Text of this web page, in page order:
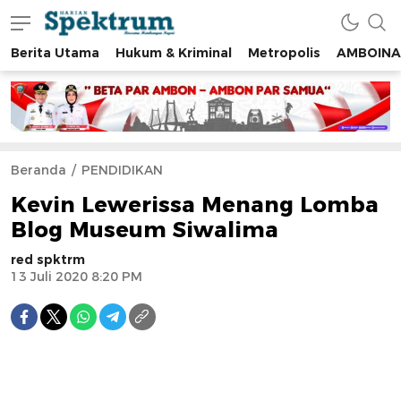
spektrumonline.com
Berita Utama Hukum & Kriminal Metropolis AMBOINA
Beranda PENDIDIKAN
Kevin Lewerissa Menang Lomba
Blog Museum Siwalima
red spktrm
13 Juli 2020 8:20 PM